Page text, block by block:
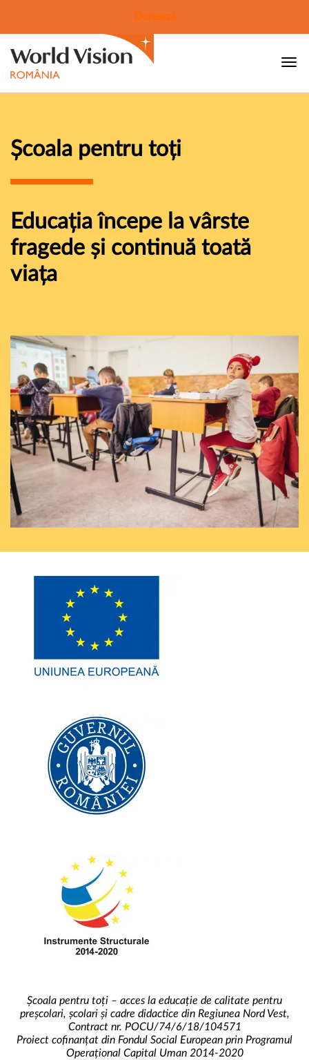
Donează
Școala pentru toți
Educația începe la vârste
fragede și continuă toată
viața
Școala pentru toți – acces la educație de calitate pentru
preșcolari, școlari și cadre didactice din Regiunea Nord Vest,
Contract nr. POCU/74/6/18/104571
Proiect cofinanțat din Fondul Social European prin Programul
Operațional Capital Uman 2014-2020